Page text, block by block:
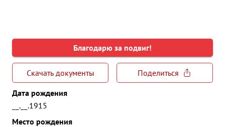
Благодарю за подвиг!
Скачать документы
Поделиться
Дата рождения
__.__.1915
Место рождения